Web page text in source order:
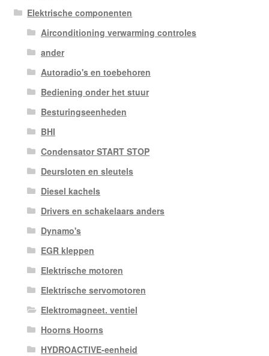
Elektrische componenten
Airconditioning verwarming controles
ander
Autoradio's en toebehoren
Bediening onder het stuur
Besturingseenheden
BHI
Condensator START STOP
Deursloten en sleutels
Diesel kachels
Drivers en schakelaars anders
Dynamo's
EGR kleppen
Elektrische motoren
Elektrische servomotoren
Elektromagneet. ventiel
Hoorns Hoorns
HYDROACTIVE-eenheid